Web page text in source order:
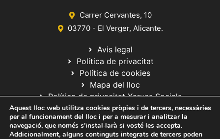
Carrer Cervantes, 10
03770 - El Verger, Alicante.
Avis legal
Política de privacitat
Política de cookies
Mapa del lloc
Política de privacitat Xarxes Socials
Aquest lloc web utilitza cookies pròpies i de tercers, necessàries
per al funcionament del lloc i per a mesurar i analitzar la
navegació, que només s'instal·larà si vosté les accepta.
Addicionalment, alguns continguts integrats de tercers poden